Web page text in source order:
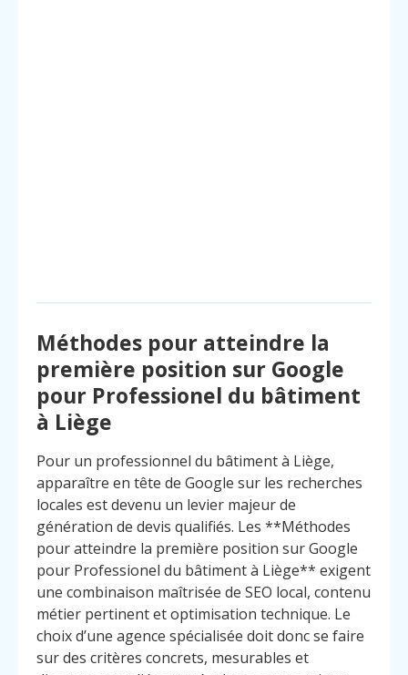
Méthodes pour atteindre la
première position sur Google
pour Professionel du bâtiment
à Liège
Pour un professionnel du bâtiment à Liège,
apparaître en tête de Google sur les recherches
locales est devenu un levier majeur de
génération de devis qualifiés. Les **Méthodes
pour atteindre la première position sur Google
pour Professionel du bâtiment à Liège** exigent
une combinaison maîtrisée de SEO local, contenu
métier pertinent et optimisation technique. Le
choix d’une agence spécialisée doit donc se faire
sur des critères concrets, mesurables et